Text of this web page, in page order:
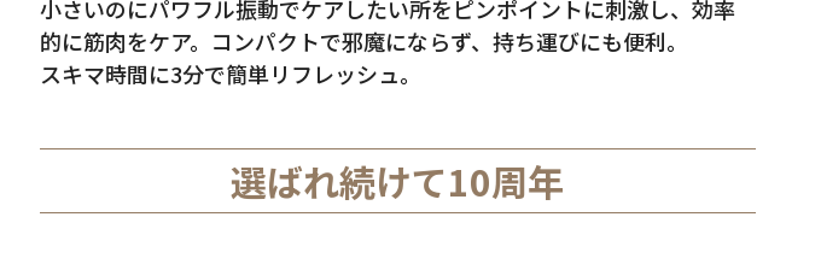
小さいのにパワフル振動でケアしたい所をピンポイントに刺激し、効率
的に筋肉をケア。コンパクトで邪魔にならず、持ち運びにも便利。
スキマ時間に3分で簡単リフレッシュ。
選ばれ続けて10周年